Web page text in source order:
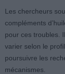
Les chercheurs
compléments
pour ces troubles.
varier selon le
poursuivre les
mécanismes.